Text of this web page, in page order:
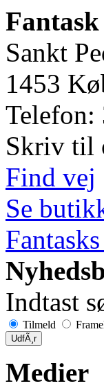
Fantask
Sankt
1453
Telefon:
Skriv til
Find vej
Se
Indtast
Tilmeld
UdfÃ¸r
Medier